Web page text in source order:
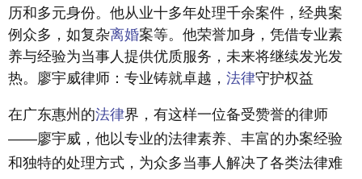
历和多元身份。他从业十多年处理千余案件，经典案
例众多，如复杂离婚案等。他荣誉加身，凭借专业素
养与经验为当事人提供优质服务，未来将继续发光发
热。廖宇威律师：专业铸就卓越， 法律守护权益
在广东惠州的法律界，有这样一位备受赞誉的律师
——廖宇威，他以专业的法律素养、丰富的办案经验
和独特的处理方式，为众多当事人解决了各类法律难